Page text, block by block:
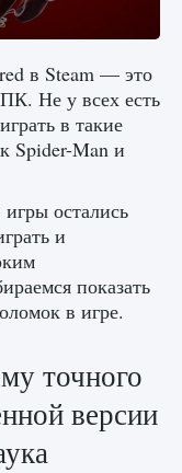
Clans
0
в Steam — это
Не у всех есть
в такие
Spider-Man и
остались
и
показать
в игре.
точного
версии